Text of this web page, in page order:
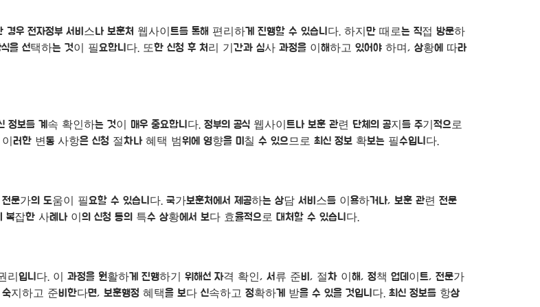
우 전자정부 서비스나 보훈처 웹사이트를 통해 편리하게 진행할 수 있습니다. 하지만 때로는 직접 방문하
을 선택하는 것이 필요합니다. 또한 신청 후 처리 기간과 심사 과정을 이해하고 있어야 하며, 상황에 따라
보를 계속 확인하는 것이 매우 중요합니다. 정부의 공식 웹사이트나 보훈 관련 단체의 공지를 주기적으로
한 변동 사항은 신청 절차나 혜택 범위에 영향을 미칠 수 있으므로 최신 정보 확보는 필수입니다.
가의 도움이 필요할 수 있습니다. 국가보훈처에서 제공하는 상담 서비스를 이용하거나, 보훈 관련 전문
잡한 사례나 이의 신청 등의 특수 상황에서 보다 효율적으로 대처할 수 있습니다.
리입니다. 이 과정을 원활하게 진행하기 위해선 자격 확인, 서류 준비, 절차 이해, 정책 업데이트, 전문가
하고 준비한다면, 보훈행정 혜택을 보다 신속하고 정확하게 받을 수 있을 것입니다. 최신 정보를 항상